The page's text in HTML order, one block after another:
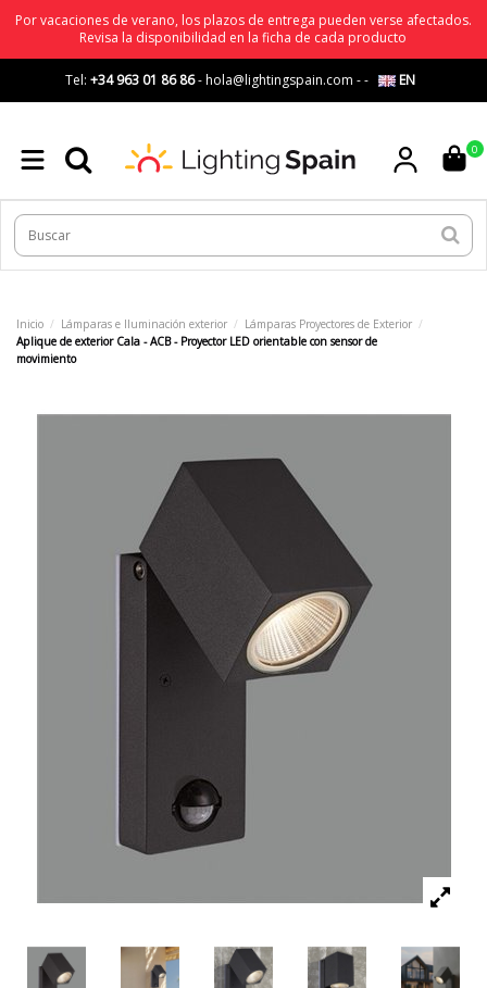
Por vacaciones de verano, los plazos de entrega pueden verse afectados.
Revisa la disponibilidad en la ficha de cada producto
Tel: +34 963 01 86 86-hola@lightingspain.com -- EN
0
Inicio Lámparas e Iluminación exterior
Lámparas Proyectores de Exterior
Aplique de exterior Cala - ACB - Proyector LED orientable con sensor de
movimiento